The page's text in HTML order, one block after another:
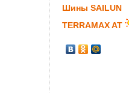
Шины SAILUN
TERRAMAX AT